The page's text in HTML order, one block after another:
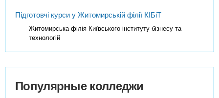
Підготовчі курси у Житомирській філії КІБіТ
Житомирська філія Київського інституту бізнесу та
технологій
Популярные колледжи